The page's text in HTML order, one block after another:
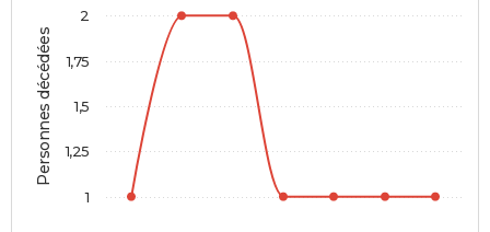
Personnes décédées
1
1,25
1,5
1,75
2